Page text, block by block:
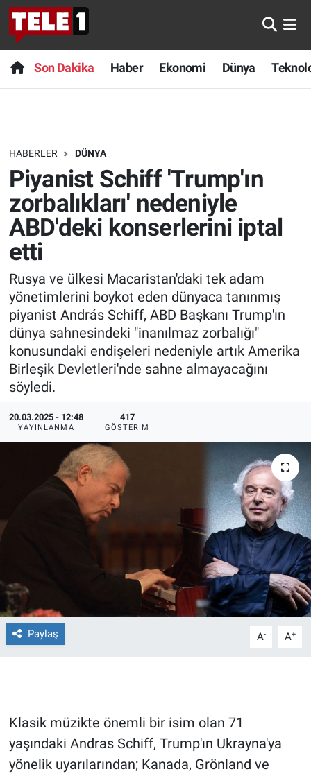
Son Dakika Haber Ekonomi Dünya
HABERLER DÜNYA
Piyanist Schiff 'Trump'ın
zorbalıkları' nedeniyle
ABD'deki konserlerini iptal
etti
Rusya ve ülkesi Macaristan'daki tek adam
yönetimlerini boykot eden dünyaca tanınmış
piyanist András Schiff, ABD Başkanı Trump'ın
dünya sahnesindeki "inanılmaz zorbalığı"
konusundaki endişeleri nedeniyle artık Amerika
Birleşik Devletleri'nde sahne almayacağını
söyledi.
20.03.2025 - 12:48
YAYINLANMA
417
GÖSTERIM
Paylaş A- A+
Klasik müzikte önemli bir isim olan 71
yaşındaki Andras Schiff, Trump'ın Ukrayna'ya
yönelik uyarılarından; Kanada, Grönland ve
Anında Manşet
Başka Sohbetler
Bilim turu
Bilim ve Teknoloji Evreni
Doğa Konuşuyor
Ege Saati
Ege'den Esintiler
Eğitim
Ekonomi
Forum
Gerçeğin İzinde
Gün Ortası
Haber
İlan
Son Dakika
Haber
Dünya
Teknoloji
Sağlık
Yayın Akışı
İletişim
Nöbetçi Eczaneler
Hava Durumu
Trafik Durumu
Süper Lig Puan Durumu ve Fikstür
Tüm Manşetler
Haber Arşivi